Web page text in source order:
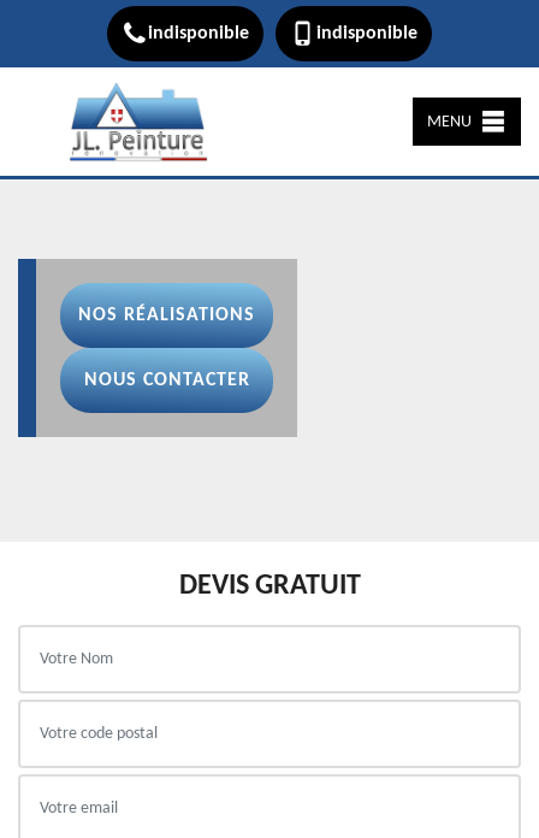
indisponible indisponible
MENU
NOS RÉALISATIONS
NOUS CONTACTER
DEVIS GRATUIT